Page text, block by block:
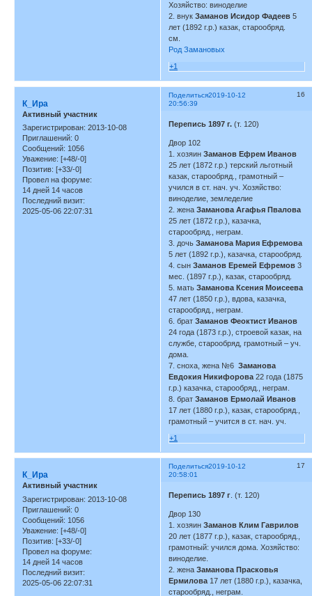
Хозяйство: виноделие
2. внукЗаманов Исидор Фадеев5
лет (1892 г.р.) казак, старообряд.
см.
Род Замановых
+1
Поделиться 16
2019-10-12
20:56:39
К_Ира
Активный участник
Зарегистрирован: 2013-10-08
Приглашений: 0
Сообщений: 1056
Уважение: [+48/-0]
Позитив: [+33/-0]
Провел на форуме:
14 дней 14 часов
Последний визит:
2025-05-06 22:07:31
Перепись 1897 г.(т. 120)
Двор 102
1. хозяинЗаманов Ефрем Иванов
25 лет (1872 г.р.) терский льготный
казак, старообряд., грамотный –
учился в ст. нач. уч. Хозяйство:
виноделие, земледелие
2. женаЗаманова Агафья Пвалова
25 лет (1872 г.р.), казачка,
старообряд., неграм.
3. дочьЗаманова Мария Ефремова
5 лет (1892 г.р.), казачка, старообряд.
4. сынЗаманов Еремей Ефремов3
мес. (1897 г.р.), казак, старообряд.
5. матьЗаманова Ксения Моисеева
47 лет (1850 г.р.), вдова, казачка,
старообряд., неграм.
6. братЗаманов Феоктист Иванов
24 года (1873 г.р.), строевой казак, на
службе, старообряд, грамотный – уч.
дома.
7. сноха, жена №6Заманова
Евдокия Никифорова 22 года (1875
г.р.) казачка, старообряд., неграм.
8. брат Заманов Ермолай Иванов
17 лет (1880 г.р.), казак, старообряд.,
грамотный – учится в ст. нач. уч.
+1
Поделиться 17
2019-10-12
20:58:01
К_Ира
Активный участник
Зарегистрирован: 2013-10-08
Приглашений: 0
Сообщений: 1056
Уважение: [+48/-0]
Позитив: [+33/-0]
Провел на форуме:
14 дней 14 часов
Последний визит:
2025-05-06 22:07:31
Перепись 1897 г . (т. 120)
Двор 130
1. хозяин Заманов Клим Гаврилов
20 лет (1877 г.р.), казак, старообряд.,
грамотный: учился дома. Хозяйство:
виноделие.
2. женаЗаманова Прасковья
Ермилова 17 лет (1880 г.р.), казачка,
старообряд., неграм.